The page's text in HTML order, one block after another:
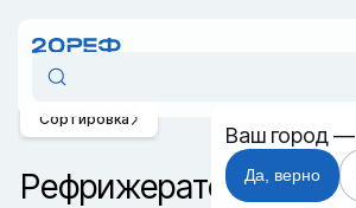
Ваш город —
Да, верно
Рефрижераторный
Сортировка